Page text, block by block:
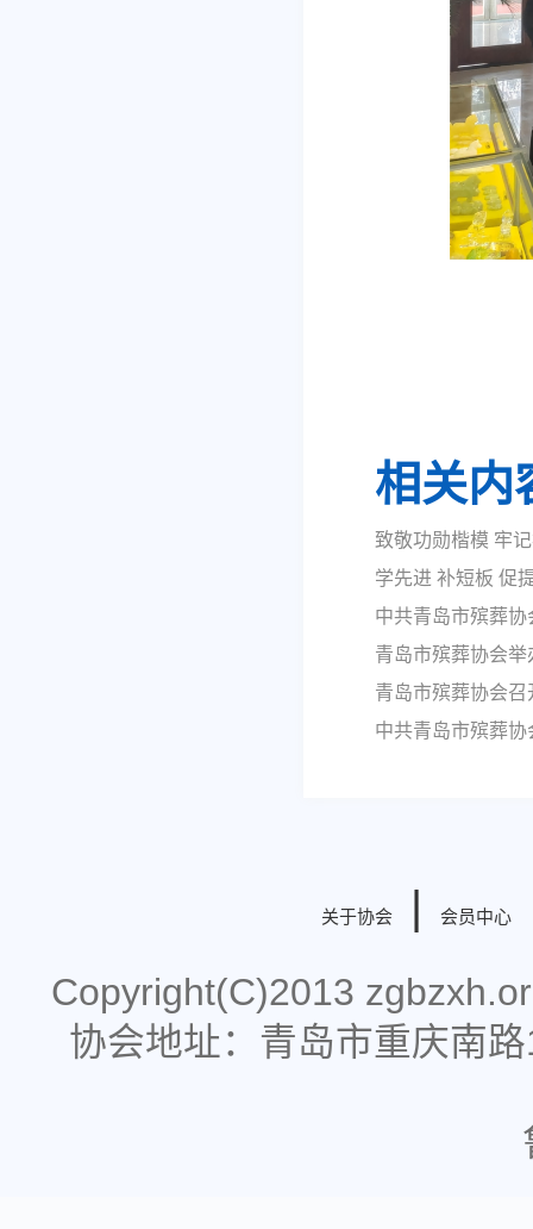
相关内
致敬功勋楷模 牢
学先进 补短板 促
中共青岛市殡葬
青岛市殡葬协会
青岛市殡葬协会
中共青岛市殡葬
关于协会 | 会员中心
Copyright(C)2013
协会地址：青岛市重庆南